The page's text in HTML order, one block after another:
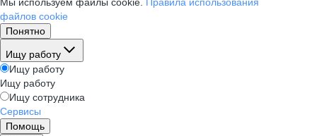
файлов cookie
Понятно
Ищу работу
Ищу работу
Ищу работу
Ищу сотрудника
Сервисы
Помощь